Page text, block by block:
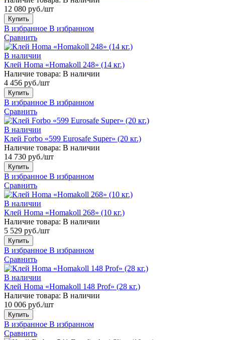
12 080 руб./шт
Купить
В избранное В избранном
Сравнить
В наличии
Клей Homa «Homakoll 248» (14 кг.)
Наличие товара: В наличии
4 456 руб./шт
Купить
В избранное В избранном
Сравнить
В наличии
Клей Forbo «599 Eurosafe Super» (20 кг.)
Наличие товара: В наличии
14 730 руб./шт
Купить
В избранное В избранном
Сравнить
В наличии
Клей Homa «Homakoll 268» (10 кг.)
Наличие товара: В наличии
5 529 руб./шт
Купить
В избранное В избранном
Сравнить
В наличии
Клей Homa «Homakoll 148 Prof» (28 кг.)
Наличие товара: В наличии
10 006 руб./шт
Купить
В избранное В избранном
Сравнить